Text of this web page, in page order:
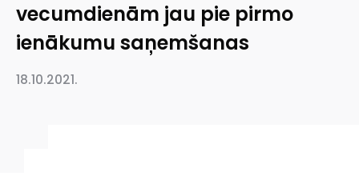
vecumdienām jau pie pirmo
ienākumu saņemšanas
18.10.2021.